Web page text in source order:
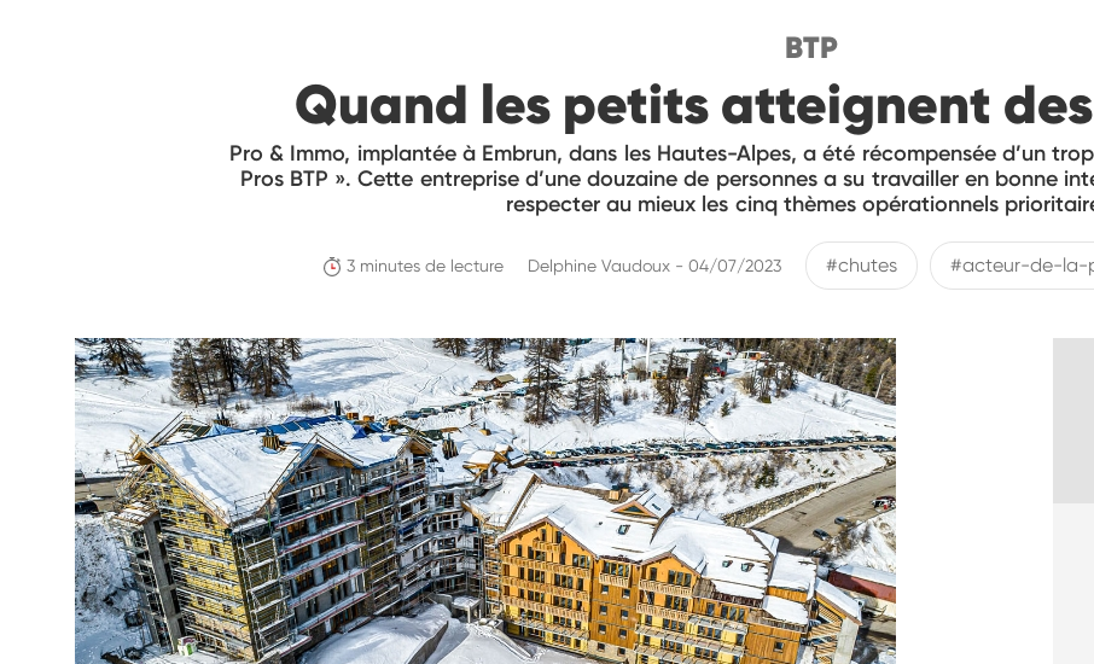
BTP
Quand les petits atteignent
Pro & Immo, implantée à Embrun, dans les Hautes-Alpes, a été récompensée d’un
Pros BTP ». Cette entreprise d’une douzaine de personnes a su travailler en bonne
respecter au mieux les cinq thèmes opérationnels
3 minutes de lecture Delphine Vaudoux - 04/07/2023 #chutes #acteur-de-la-